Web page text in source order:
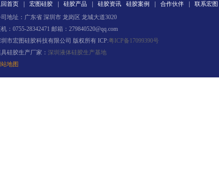
果冻胶
首页 宏图硅胶 硅胶产品 硅胶资讯 硅胶案例 合作伙伴
联系宏图
地址：广东省 深圳市 龙岗区 龙城大道3020
：0755-28342471 邮箱：279840520@qq.com
市宏图硅胶科技有限公司 版权所有 ICP:粤ICP备17099390号
硅胶生产厂家： 深圳液体硅胶生产基地
地图